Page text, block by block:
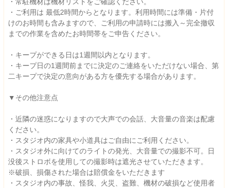
・常駐機材は機材リストをご確認ください。
・ご利用は 最低2時間からとなります。利用時間には準備・片付
けのお時間も含みますので、ご利用の申請時には搬入～完全撤収
までの作業を含めたお時間帯をご申告ください。
・キープができる日は1週間以内となります。
・キープ日の1週間前までに決定のご連絡をいただけない場合、第
二キープで決定の意向がある方を優先する場合があります。
▼その他注意点
・近隣の迷惑になりますので大声での会話、大音量の音楽は配慮
ください。
・スタジオ内の家具や小道具はご自由にご利用ください。
・スタジオ外に向けてのライトの発光、大音量での撮影不可。日
没後ストロボを使用しての撮影時は遮光させていただきます。
※破損、損傷された場合は賠償金をいただきます
・スタジオ内の事故、怪我、火災、盗難、機材の破損など使用者